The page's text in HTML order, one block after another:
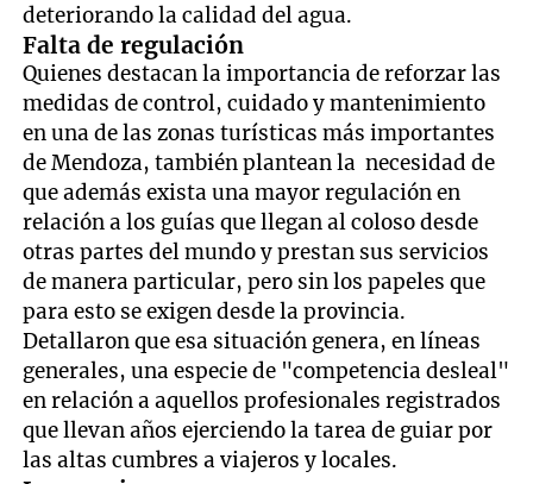
deteriorando la calidad del agua.
Falta de regulación
Quienes destacan la importancia de reforzar las
medidas de control, cuidado y mantenimiento
en una de las zonas turísticas más importantes
de Mendoza, también plantean la necesidad de
que además exista una mayor regulación en
relación a los guías que llegan al coloso desde
otras partes del mundo y prestan sus servicios
de manera particular, pero sin los papeles que
para esto se exigen desde la provincia.
Detallaron que esa situación genera, en líneas
generales, una especie de "competencia desleal"
en relación a aquellos profesionales registrados
que llevan años ejerciendo la tarea de guiar por
las altas cumbres a viajeros y locales.